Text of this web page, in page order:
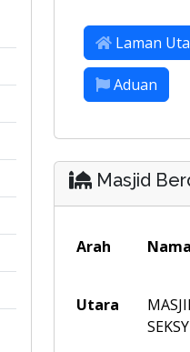
Laman
Aduan
Masjid
Arah
Utara